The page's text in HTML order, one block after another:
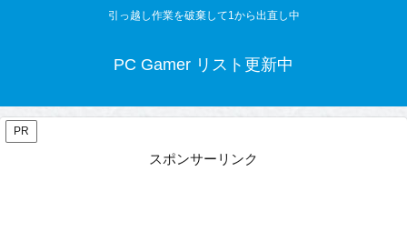
引っ越し作業を破棄して1から出直し中
PC Gamer リスト更新中
PR
スポンサーリンク